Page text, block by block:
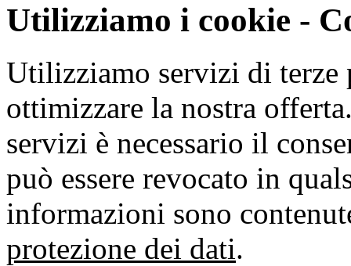
Utilizziamo i cookie -
Utilizziamo servizi di terze
ottimizzare la nostra
servizi è necessario il
può essere revocato in
informazioni sono
protezione dei dati.